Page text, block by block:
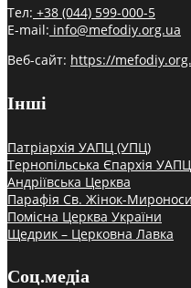
Тел: +38 (044) 599-000-5
E-mail: info@mefodiy.org.ua
Веб-сайт: https://
Інші
Патріархія УАПЦ (УПЦ)
Тернопільська Єпархія
Андріївська Церква
Парафія Св. Жінок-
Помісна Церква України
Щедрик – Церковна Лавка
Соц.медіа